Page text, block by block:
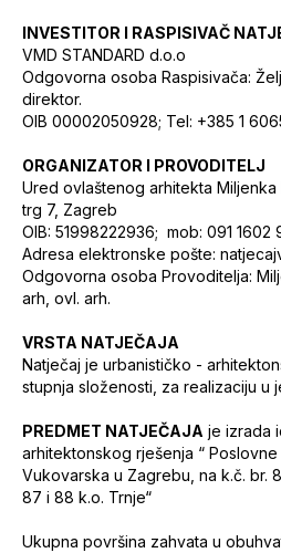
INVESTITOR I RASPISIVAČ
VMD STANDARD d.o.o
Odgovorna osoba Raspisivača:
direktor.
OIB 00002050928; Tel:
ORGANIZATOR I PROVODITELJ
Ured ovlaštenog arhitekta
trg 7, Zagreb
OIB: 51998222936; mob: 091 1602
Adresa elektronske pošte:
Odgovorna osoba Provoditelja:
arh, ovl. arh.
VRSTA NATJEČAJA
Natječaj je urbanističko -
stupnja složenosti, za realizaciju u
PREDMET NATJEČAJA je izrada
arhitektonskog rješenja “
Vukovarska u Zagrebu, na k.č. br.
87 i 88 k.o. Trnje“
Ukupna površina zahvata u